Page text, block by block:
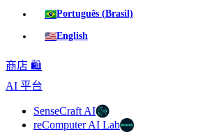
🇧🇷Português (Brasil)
🇺🇸English
商店 🛍️
AI 平台
SenseCraft AI
reComputer AI Lab